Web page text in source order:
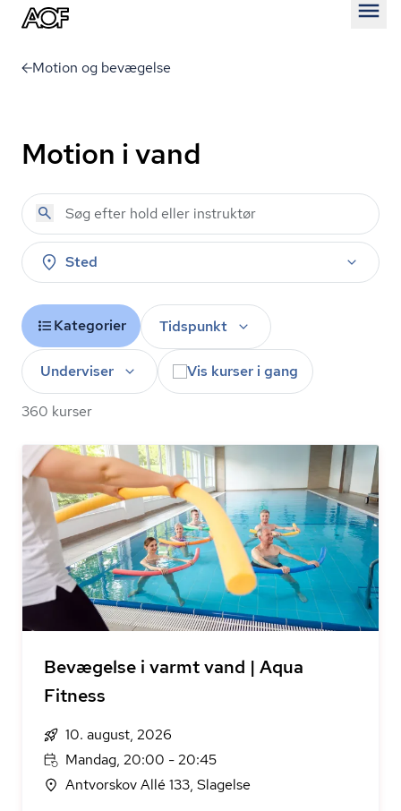
Motion og bevægelse
Motion i vand
Sted
Kategorier Tidspunkt
Underviser Vis kurser i gang
360 kurser
Bevægelse i varmt vand | Aqua
Fitness
10. august, 2026
Mandag, 20:00 - 20:45
Antvorskov Allé 133, Slagelse